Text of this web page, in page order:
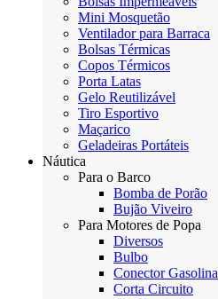
Mini Mosquetão
Ventilador para Barraca
Bolsas Térmicas
Copos Térmicos
Porta Latas
Gelo Reutilizável
Tiro Esportivo
Maçarico
Geladeiras Portáteis
Náutica
Para o Barco
Bomba de Porão
Bujão Viveiro
Para Motores de Popa
Diversos
Bulbo
Conector Gasolina
Corta Circuito